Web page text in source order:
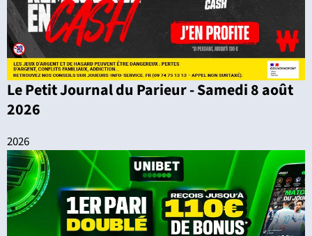
Le Petit Journal du Parieur - Samedi 8 août
2026
2026